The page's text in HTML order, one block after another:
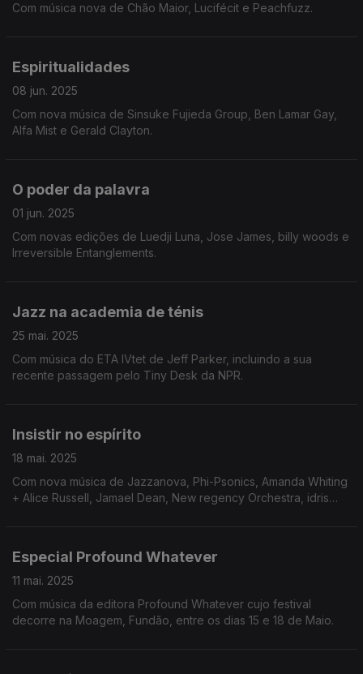
Com música nova de Chão Maior, Lucifécit e Peachfuzz.
Espiritualidades
08 jun. 2025
Com nova música de Sinsuke Fujieda Group, Ben Lamar Gay,
Alfa Mist e Gerald Clayton.
O poder da palavra
01 jun. 2025
Com novas edições de Luedji Luna, Jose James, billy woods e
Irreversible Entanglements.
Jazz na academia de ténis
25 mai. 2025
Com música do ETA IVtet de Jeff Parker, incluindo a sua
recente passagem pelo Tiny Desk da NPR.
Insistir no espírito
18 mai. 2025
Com nova música de Jazzanova, Phi-Psonics, Amanda Whiting
+ Alice Russell, Jamael Dean, New regency Orchestra, idris
Especial Profound Whatever
11 mai. 2025
Com música da editora Profound Whatever cujo festival
decorre na Moagem, Fundão, entre os dias 15 e 18 de Maio.